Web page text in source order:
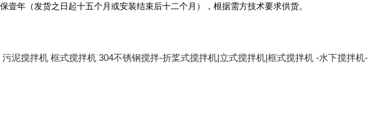
壹年（发货之日起十五个月或安装结束后十二个月）， 根据需方技术要求供货。
泥搅拌机 框式搅拌机 304不锈钢搅拌-折桨式搅拌机|立式搅拌机|框式搅拌机 -水下搅拌机-